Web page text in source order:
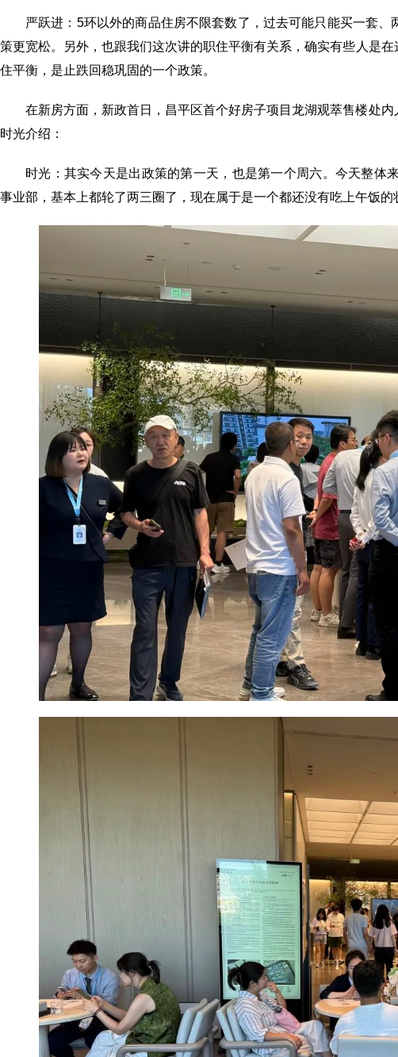
严跃进：5环以外的商品住房不限套数了，过去可能只能买一套
策更宽松。另外，也跟我们这次讲的职住平衡有关系，确实有些人是
住平衡，是止跌回稳巩固的一个政策。
在新房方面，新政首日，昌平区首个好房子项目龙湖观萃售楼处
时光介绍：
时光：其实今天是出政策的第一天，也是第一个周六。今天整体
事业部，基本上都轮了两三圈了，现在属于是一个都还没有吃上午饭的